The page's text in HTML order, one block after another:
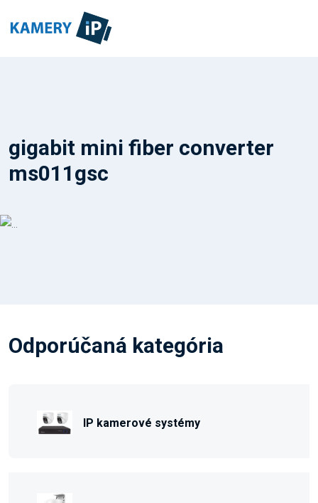
gigabit mini fiber converter
ms011gsc
Odporúčaná kategória
IP kamerové systémy